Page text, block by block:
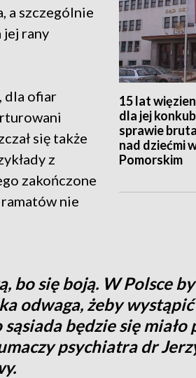
15 lat
dla jej
sprawie
nad dziećmi
Pomorskim
a szczególnie
jej rany
dla ofiar
się także
z
zakończone
nie
bo się boją. W Polsce
odwaga, żeby
będzie się miało
psychiatra dr